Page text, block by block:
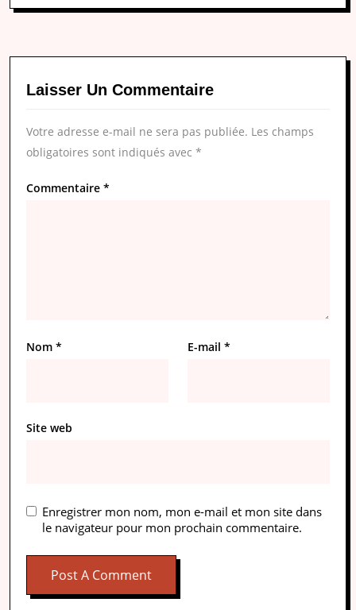
Laisser Un Commentaire
Votre adresse e-mail ne sera pas publiée. Les champs
obligatoires sont indiqués avec *
Commentaire *
Nom * E-mail *
Site web
Enregistrer mon nom, mon e-mail et mon site dans
le navigateur pour mon prochain commentaire.